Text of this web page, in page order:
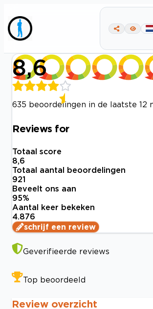
8,6
635 beoordelingen in de laatste 12
Reviews for
Totaal score
8,6
Totaal aantal beoordelingen
921
Beveelt ons aan
95%
Aantal keer bekeken
4.876
schrijf een review
Geverifieerde reviews
Top beoordeeld
Review overzicht